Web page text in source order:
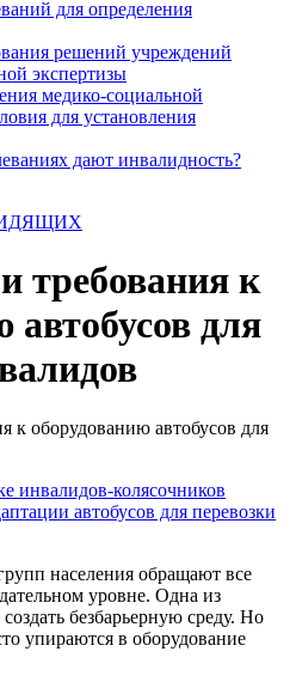
для определения
решений учреждений
экспертизы
медико-социальной
для установления
дают инвалидность?
требования к
автобусов для
инвалидов-колясочников
автобусов для перевозки
населения обращают все
уровне. Одна из
безбарьерную среду. Но
упираются в оборудование